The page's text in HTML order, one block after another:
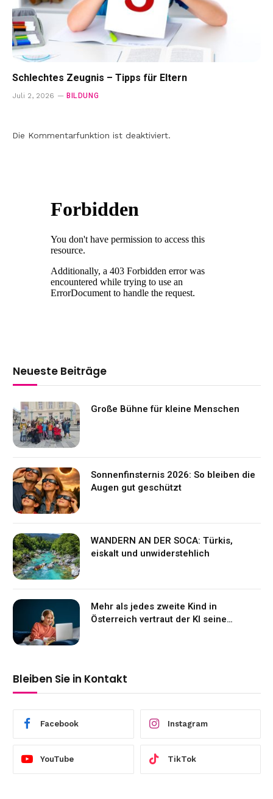
Schlechtes Zeugnis – Tipps für Eltern
Juli 2, 2026 BILDUNG
Die Kommentarfunktion ist deaktiviert.
Neueste Beiträge
Große Bühne für kleine Menschen
Sonnenfinsternis 2026: So bleiben die
Augen gut geschützt
WANDERN AN DER SOCA: Türkis,
eiskalt und unwiderstehlich
Mehr als jedes zweite Kind in
Österreich vertraut der KI seine
Bleiben Sie in Kontakt
Facebook Instagram
YouTube TikTok